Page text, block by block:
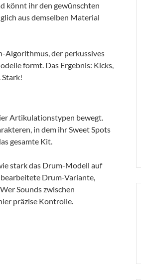
könnt ihr den gewünschten
aus demselben Material
Algorithmus, der perkussives
formt. Das Ergebnis: Kicks,
Stark!
Artikulationstypen bewegt.
in dem ihr Sweet Spots
gesamte Kit.
stark das Drum-Modell auf
Drum-Variante,
Sounds zwischen
präzise Kontrolle.